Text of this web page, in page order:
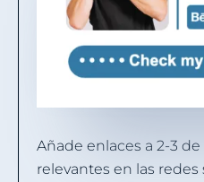
Añade enlaces a 2-3
relevantes en las redes